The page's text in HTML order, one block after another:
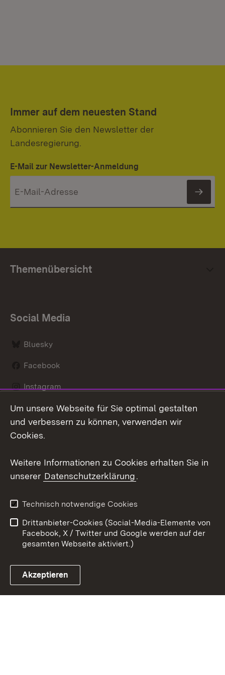
Immer auf dem neuesten Stand
Abonnieren Sie den Newsletter der
Landesregierung.
E-Mail zur Newsletter-Anmeldung
Themenübersicht
Social Media
Bluesky
Facebook
Instagram
LinkedIn
Link zum Landesportal
Datenschutz
Barrierefreiheit
Impressum
Cookies
Um unsere Webseite für Sie optimal gestalten
und verbessern zu können, verwenden wir
Cookies.
Weitere Informationen zu Cookies erhalten Sie in
unserer Datenschutzerklärung.
Technisch notwendige Cookies
Drittanbieter-Cookies (Social-Media-Elemente von
Facebook, X / Twitter und Google werden auf der
gesamten Webseite aktiviert.)
Akzeptieren